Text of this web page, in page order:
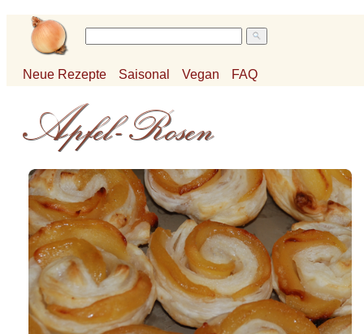
Neue Rezepte Saisonal Vegan FAQ